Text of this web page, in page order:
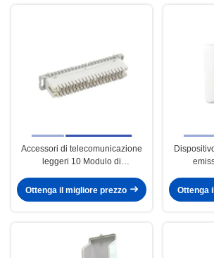
Accessori di telecomunicazione
leggeri 10 Modulo di
sistema di telecomunicazione
Ottenga il migliore prezzo Ottenga